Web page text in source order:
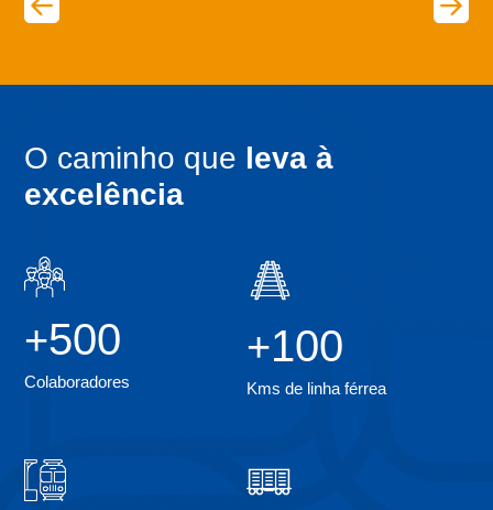
O caminho que leva à
excelência
+500
Colaboradores
+100
Kms de linha férrea